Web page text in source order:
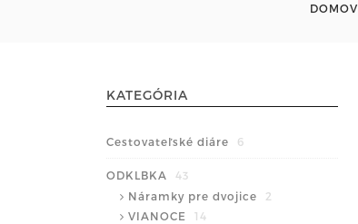
DOMOV
KATEGÓRIA
Cestovateľské diáre 6
ODKLBKA
43
Náramky pre dvojice
2
VIANOCE
14